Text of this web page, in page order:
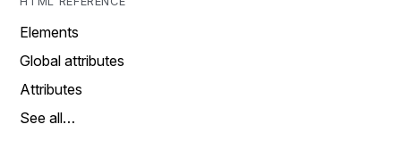
Elements
Global attributes
Attributes
See all…